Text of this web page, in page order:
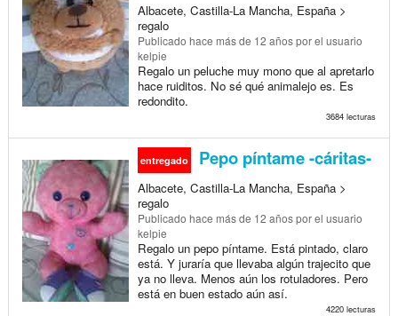
Albacete, Castilla-La Mancha, España >
regalo
Publicado hace más de 12 añospor el usuario
kelpie
Regalo un peluche muy mono que al apretarlo
hace ruiditos. No sé qué animalejo es. Es
redondito.
3684 lecturas
entregado Pepo píntame -cáritas-
Albacete, Castilla-La Mancha, España >
regalo
Publicado hace más de 12 añospor el usuario
kelpie
Regalo un pepo píntame. Está pintado, claro
está. Y juraría que llevaba algún trajecito que
ya no lleva. Menos aún los rotuladores. Pero
está en buen estado aún así.
4220 lecturas